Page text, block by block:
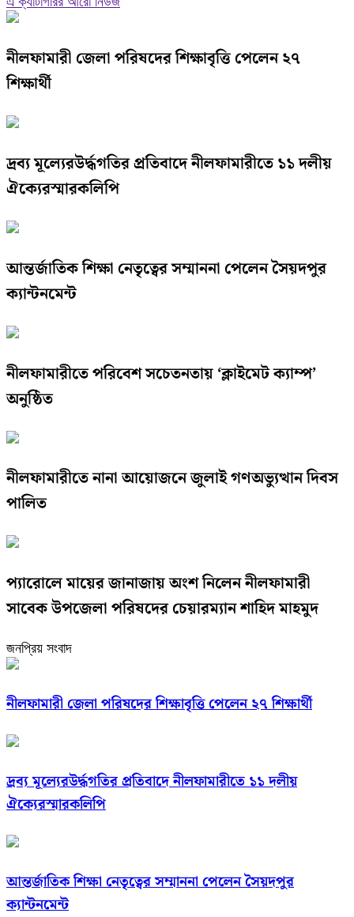
নীলফামারী জেলা পরিষদের শিক্ষাবৃত্তি পেলেন ২৭
শিক্ষার্থী
দ্রব্য মূল্যেরউর্দ্ধগতির প্রতিবাদে নীলফামারীতে ১১ দলীয়
ঐক্যেরস্মারকলিপি
আন্তর্জাতিক শিক্ষা নেতৃত্বের সম্মাননা পেলেন সৈয়দপুর
ক্যান্টনমেন্ট
নীলফামারীতে পরিবেশ সচেতনতায় ‘ক্লাইমেট ক্যাম্প’
অনুষ্ঠিত
নীলফামারীতে নানা আয়োজনে জুলাই গণঅভ্যুত্থান দিবস
পালিত
প্যারোলে মায়ের জানাজায় অংশ নিলেন নীলফামারী
সাবেক উপজেলা পরিষদের চেয়ারম্যান শাহিদ মাহমুদ
জনপ্রিয় সংবাদ
নীলফামারী জেলা পরিষদের শিক্ষাবৃত্তি পেলেন ২৭ শিক্ষার্থী
দ্রব্য মূল্যেরউর্দ্ধগতির প্রতিবাদে নীলফামারীতে ১১ দলীয়
ঐক্যেরস্মারকলিপি
আন্তর্জাতিক শিক্ষা নেতৃত্বের সম্মাননা পেলেন সৈয়দপুর
ক্যান্টনমেন্ট